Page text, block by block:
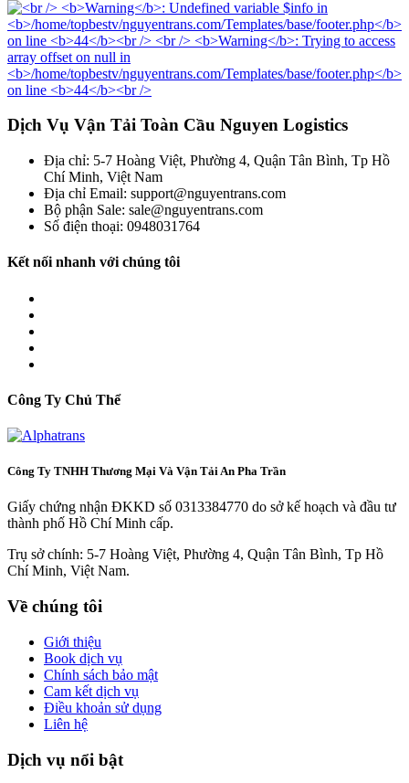
Dịch Vụ Vận Tải Toàn Cầu Nguyen Logistics
Địa chỉ: 5-7 Hoàng Việt, Phường 4, Quận Tân Bình, Tp Hồ
Chí Minh, Việt Nam
Địa chỉ Email: support@nguyentrans.com
Bộ phận Sale: sale@nguyentrans.com
Số điện thoại: 0948031764
Kết nối nhanh với chúng tôi
Công Ty Chủ Thể
Công Ty TNHH Thương Mại Và Vận Tải An Pha Trần
Giấy chứng nhận ĐKKD số 0313384770 do sở kế hoạch và đầu tư
thành phố Hồ Chí Minh cấp.
Trụ sở chính: 5-7 Hoàng Việt, Phường 4, Quận Tân Bình, Tp Hồ
Chí Minh, Việt Nam.
Về chúng tôi
Giới thiệu
Book dịch vụ
Chính sách bảo mật
Cam kết dịch vụ
Điều khoản sử dụng
Liên hệ
Dịch vụ nổi bật